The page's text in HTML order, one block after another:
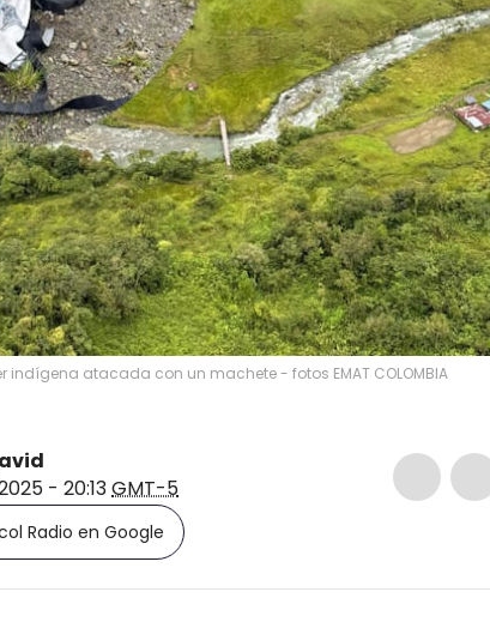
indígena atacada con un machete - fotos EMAT COLOMBIA
- 20:13GMT-5
Radio en Google